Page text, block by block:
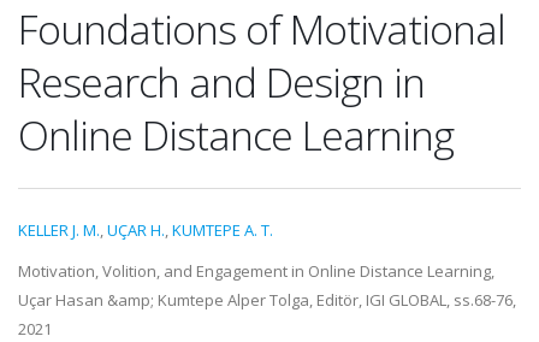
Foundations of Motivational
Research and Design in
Online Distance Learning
KELLER J. M.,UÇAR H.,KUMTEPE A. T.
Motivation, Volition, and Engagement in Online Distance Learning,
Uçar Hasan &amp; Kumtepe Alper Tolga, Editör, IGI GLOBAL, ss.68-76,
2021